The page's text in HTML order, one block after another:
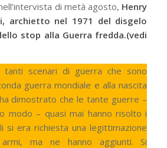
di metà agosto, Henry
archietto nel 1971 del disgelo
stop alla Guerra fredda.(vedi
tanti scenari di guerra che sono
guerra mondiale e alla nascita
dimostrato che le tante guerre –
modo – quasi mai hanno risolto i
si era richiesta una legittimazione
ma ne hanno aggiunti. Si